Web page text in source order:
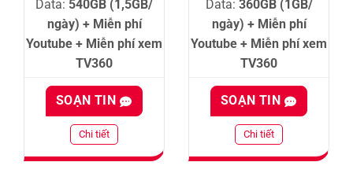
Data: 540GB (1,5GB/
ngày) + Miễn phí
Youtube + Miễn phí xem
TV360
SOẠN TIN
Chi tiết
Data: 360GB (1GB/
ngày) + Miễn phí
Youtube + Miễn phí xem
TV360
SOẠN TIN
Chi tiết